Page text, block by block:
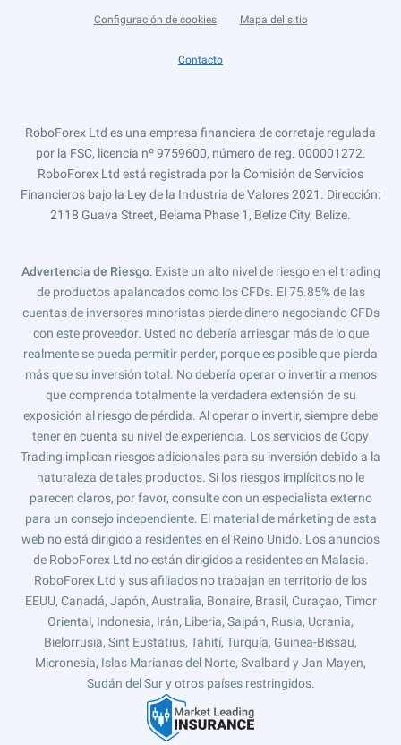
Configuración de cookies Mapa del sitio
Contacto
RoboForex Ltd es una empresa financiera de corretaje regulada
por la FSC, licencia nº 9759600, número de reg. 000001272.
RoboForex Ltd está registrada por la Comisión de Servicios
Financieros bajo la Ley de la Industria de Valores 2021. Dirección:
2118 Guava Street, Belama Phase 1, Belize City, Belize.
Advertencia de Riesgo: Existe un alto nivel de riesgo en el trading
de productos apalancados como los CFDs. El 75.85% de las
cuentas de inversores minoristas pierde dinero negociando CFDs
con este proveedor. Usted no debería arriesgar más de lo que
realmente se pueda permitir perder, porque es posible que pierda
más que su inversión total. No debería operar o invertir a menos
que comprenda totalmente la verdadera extensión de su
exposición al riesgo de pérdida. Al operar o invertir, siempre debe
tener en cuenta su nivel de experiencia. Los servicios de Copy
Trading implican riesgos adicionales para su inversión debido a la
naturaleza de tales productos. Si los riesgos implícitos no le
parecen claros, por favor, consulte con un especialista externo
para un consejo independiente. El material de márketing de esta
web no está dirigido a residentes en el Reino Unido. Los anuncios
de RoboForex Ltd no están dirigidos a residentes en Malasia.
RoboForex Ltd y sus afiliados no trabajan en territorio de los
EEUU, Canadá, Japón, Australia, Bonaire, Brasil, Curaçao, Timor
Oriental, Indonesia, Irán, Liberia, Saipán, Rusia, Ucrania,
Bielorrusia, Sint Eustatius, Tahití, Turquía, Guinea-Bissau,
Micronesia, Islas Marianas del Norte, Svalbard y Jan Mayen,
Sudán del Sur y otros países restringidos.